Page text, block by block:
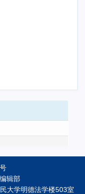
辑部
大学明德法学楼503室